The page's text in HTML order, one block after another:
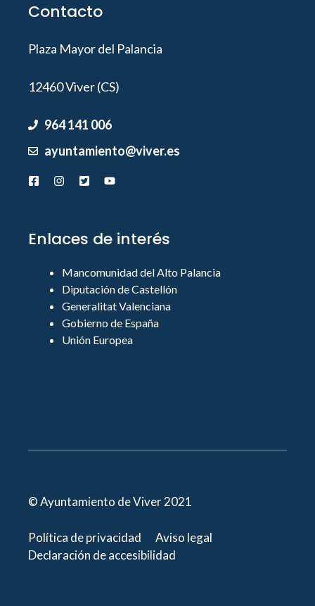
Contacto
Plaza Mayor del Palancia
12460 Viver (CS)
964 141 006
ayuntamiento@viver.es
Enlaces de interés
Mancomunidad del Alto Palancia
Diputación de Castellón
Generalitat Valenciana
Gobierno de España
Unión Europea
© Ayuntamiento de Viver 2021
Política de privacidad
Aviso legal
Declaración de accesibilidad